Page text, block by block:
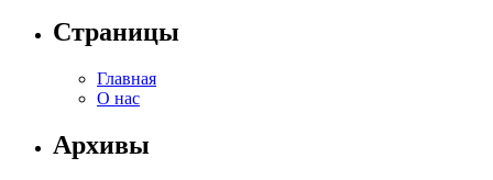
Страницы
Главная
О нас
Архивы